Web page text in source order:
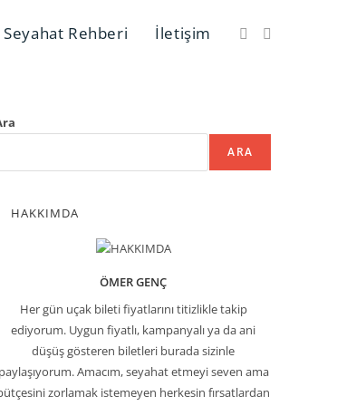
Seyahat Rehberi İletişim
ARA
HAKKIMDA
ÖMER GENÇ
Her gün uçak bileti fiyatlarını titizlikle takip
ediyorum. Uygun fiyatlı, kampanyalı ya da ani
düşüş gösteren biletleri burada sizinle
paylaşıyorum. Amacım, seyahat etmeyi seven ama
zorlamak istemeyen herkesin fırsatlardan